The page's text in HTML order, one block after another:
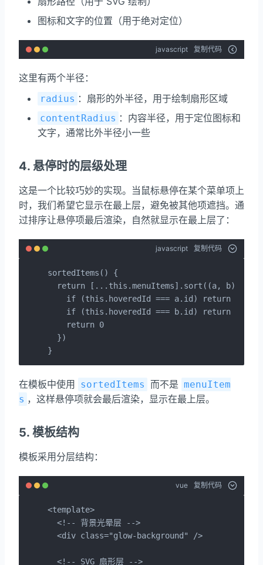
图标和文字的位置（用于绝对定位）
javascript 复制代码
这里有两个半径：
radius ：扇形的外半径，用于绘制扇形区域
contentRadius ：内容半径，用于定位图标和
文字，通常比外半径小一些
4. 悬停时的层级处理
这是一个比较巧妙的实现。当鼠标悬停在某个菜单项上
时，我们希望它显示在最上层，避免被其他项遮挡。通
过排序让悬停项最后渲染，自然就显示在最上层了：
javascript 复制代码
sortedItems() {
  return [...this.menuItems].sort((a, b) => {
if (this.hoveredId === a.id) return 1   //
    if (this.hoveredId === b.id) return -1
    return 0
  })
}
在模板中使用 sortedItems 而不是 menuItem
s ，这样悬停项就会最后渲染，显示在最上层。
5. 模板结构
模板采用分层结构：
vue 复制代码
<template>
  <!-- 背景光晕层 -->
  <div class="glow-background" />
  <!-- SVG 扇形层 -->